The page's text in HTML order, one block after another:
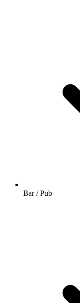
Bar / Pub